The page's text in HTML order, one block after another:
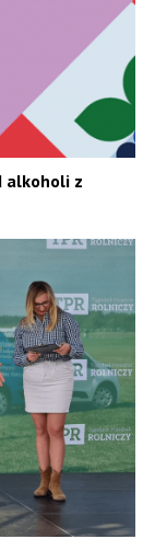
alkoholi z